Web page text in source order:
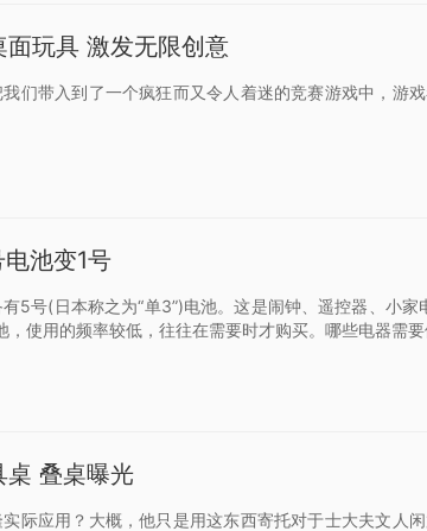
玩具 激发无限创意
们带入到了一个疯狂而又令人着迷的竞赛游戏中，游
池变1号
5号(日本称之为“单3”)电池。这是闹钟、遥控器、小
，使用的频率较低，往往在需要时才购买。哪些电器需
桌 叠桌曝光
际应用？大概，他只是用这东西寄托对于士大夫文人